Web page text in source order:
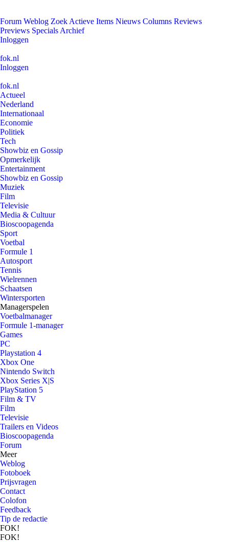
Forum Weblog Zoek Actieve Items Nieuws Columns Reviews
Previews Specials Archief
Inloggen
fok.nl
Inloggen
fok.nl
Actueel
Nederland
Internationaal
Economie
Politiek
Tech
Showbiz en Gossip
Opmerkelijk
Entertainment
Showbiz en Gossip
Muziek
Film
Televisie
Media & Cultuur
Bioscoopagenda
Sport
Voetbal
Formule 1
Autosport
Tennis
Wielrennen
Schaatsen
Wintersporten
Managerspelen
Voetbalmanager
Formule 1-manager
Games
PC
Playstation 4
Xbox One
Nintendo Switch
Xbox Series X|S
PlayStation 5
Film & TV
Film
Televisie
Trailers en Videos
Bioscoopagenda
Forum
Meer
Weblog
Fotoboek
Prijsvragen
Contact
Colofon
Feedback
Tip de redactie
FOK!
FOK!